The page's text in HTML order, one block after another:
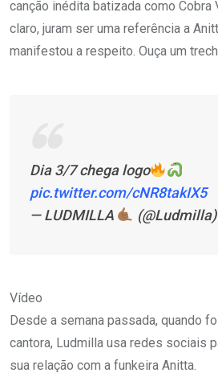
canção inédita batizada como Cobra
claro, juram ser uma referência a
manifestou a respeito. Ouça um
Dia 3/7 chega logo
pic.twitter.com/cNR8takIX5
— LUDMILLA
(@Ludmilla)
Vídeo
Desde a semana passada, quando
cantora, Ludmilla usa redes sociais
sua relação com a funkeira Anitta.